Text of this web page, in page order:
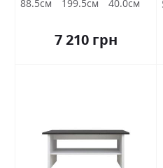
88.5см 199.5см 40.0см
7 210 грн